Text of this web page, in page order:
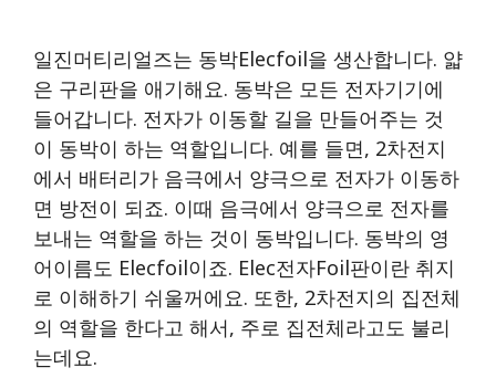
일진머티리얼즈는 동박Elecfoil을 생산합니다. 얇
은 구리판을 애기해요. 동박은 모든 전자기기에
들어갑니다. 전자가 이동할 길을 만들어주는 것
이 동박이 하는 역할입니다. 예를 들면, 2차전지
에서 배터리가 음극에서 양극으로 전자가 이동하
면 방전이 되죠. 이때 음극에서 양극으로 전자를
보내는 역할을 하는 것이 동박입니다. 동박의 영
어이름도 Elecfoil이죠. Elec전자foil판이란 취지
로 이해하기 쉬울꺼에요. 또한, 2차전지의 집전체
의 역할을 한다고 해서, 주로 집전체라고도 불리
는데요.